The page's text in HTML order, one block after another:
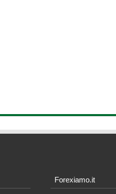
Forexiamo.it